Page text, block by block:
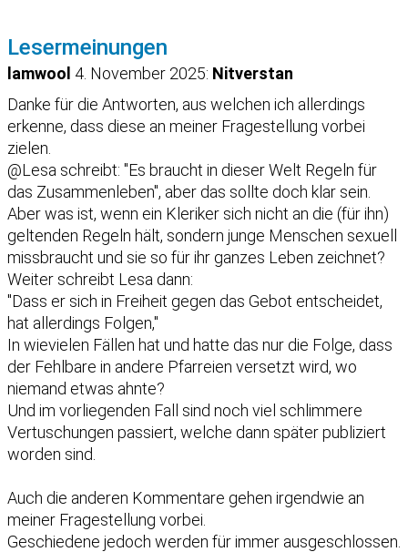
Lesermeinungen
lamwool 4. November 2025: Nitverstan
Danke für die Antworten, aus welchen ich allerdings
erkenne, dass diese an meiner Fragestellung vorbei
zielen.
@Lesa schreibt: "Es braucht in dieser Welt Regeln für
das Zusammenleben", aber das sollte doch klar sein.
Aber was ist, wenn ein Kleriker sich nicht an die (für ihn)
geltenden Regeln hält, sondern junge Menschen sexuell
missbraucht und sie so für ihr ganzes Leben zeichnet?
Weiter schreibt Lesa dann:
"Dass er sich in Freiheit gegen das Gebot entscheidet,
hat allerdings Folgen,"
In wievielen Fällen hat und hatte das nur die Folge, dass
der Fehlbare in andere Pfarreien versetzt wird, wo
niemand etwas ahnte?
Und im vorliegenden Fall sind noch viel schlimmere
Vertuschungen passiert, welche dann später publiziert
worden sind.
Auch die anderen Kommentare gehen irgendwie an
meiner Fragestellung vorbei.
Geschiedene jedoch werden für immer ausgeschlossen.